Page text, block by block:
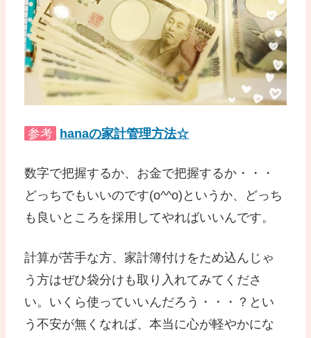
参考 hanaの家計管理方法☆
数字で把握するか、お金で把握するか・・・
どっちでもいいのです(o^^o)というか、どっち
も良いところを採用してやればいいんです。
計算が苦手な方、家計簿付けをため込んじゃ
う方はぜひ袋分けも取り入れてみてくださ
い。いくら使っていいんだろう・・・？とい
う不安が無くなれば、本当に心が軽やかにな